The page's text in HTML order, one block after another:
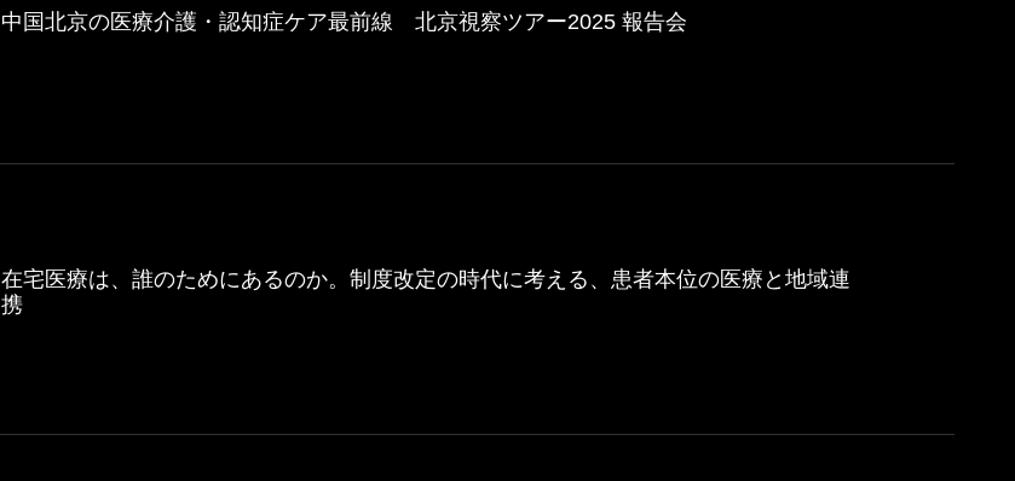
中国北京の医療介護・認知症ケア最前線 北京視察ツアー2025 報告会
在宅医療は、誰のためにあるのか。制度改定の時代に考える、患者本位の医療と地域連
携